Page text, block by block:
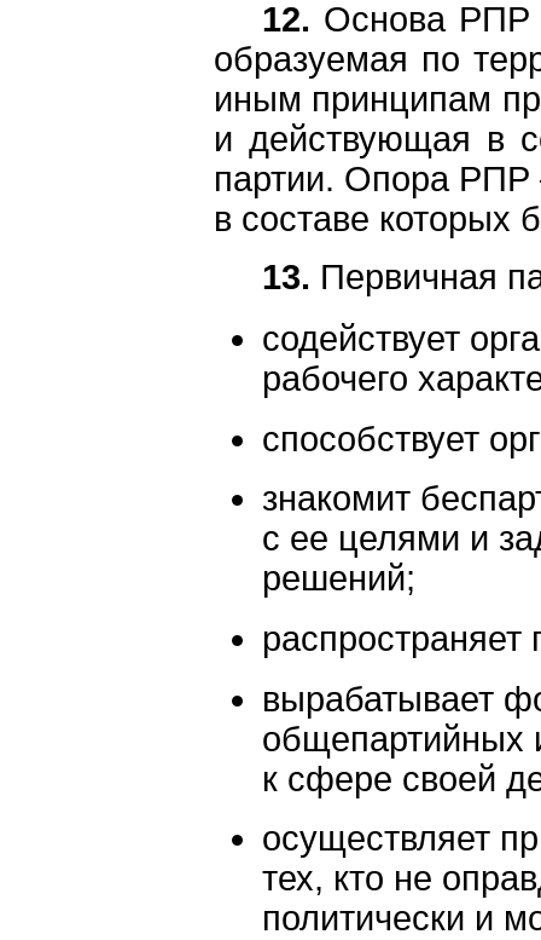
12. Основа РПР
образуемая по
иным принципам
и действующая в
партии. Опора РПР
в составе
13. Первичная
содействует
рабочего
способствует
знакомит
с ее целями и
решений;
распространяет
вырабатывает
общепартийных
к сфере своей
осуществляет
тех, кто не
политически и